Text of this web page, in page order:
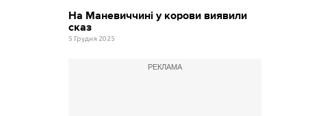
На Маневиччині у корови виявили
сказ
5 Грудня 2025
РЕКЛАМА